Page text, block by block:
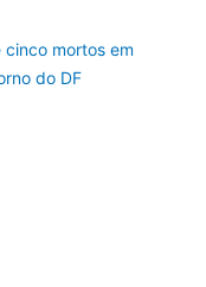
mortos em
do DF